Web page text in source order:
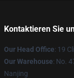
Kontaktieren Sie
Our Head Office: 19
Our Warehouse: No.
Nanjing